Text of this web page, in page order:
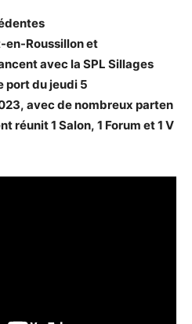
en-Roussillon et
avec la SPL Sillages
port du jeudi 5
avec de nombreux parten
réunit 1 Salon, 1 Forum et 1 V